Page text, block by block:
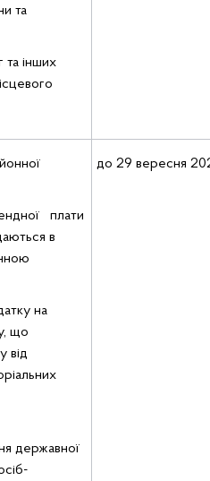
та
та інших
плати
в
на
що
від
державної
до 29 вересня